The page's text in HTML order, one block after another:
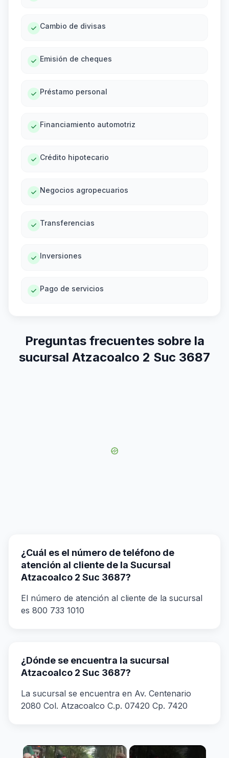
Cambio de divisas
Emisión de cheques
Préstamo personal
Financiamiento automotriz
Crédito hipotecario
Negocios agropecuarios
Transferencias
Inversiones
Pago de servicios
Preguntas frecuentes sobre la
sucursal Atzacoalco 2 Suc 3687
¿Cuál es el número de teléfono de
atención al cliente de la Sucursal
Atzacoalco 2 Suc 3687?
El número de atención al cliente de la sucursal
es 800 733 1010
¿Dónde se encuentra la sucursal
Atzacoalco 2 Suc 3687?
La sucursal se encuentra en Av. Centenario
2080 Col. Atzacoalco C.p. 07420 Cp. 7420
×